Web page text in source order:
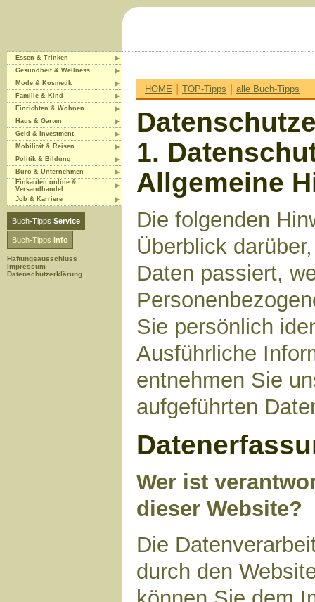
Essen & Trinken
Gesundheit & Wellness
Mode & Kosmetik
Familie & Kind
Einrichten & Wohnen
Haus & Garten
Geld & Investment
Mobilität & Reisen
Politik & Bildung
Büro & Unternehmen
Einkaufen online &
Versandhandel
Job & Karriere
Buch-Tipps Service
Buch-Tipps Info
Haftungsausschluss
Impressum
Datenschutzerklärung
HOME | TOP-Tipps | alle Buch-Tipps
1.
Allgemeine
Die folgenden
Überblick
Daten passiert,
Sie persönlich
Ausführliche
entnehmen Sie
aufgeführten
Wer ist
dieser Website?
Die
durch den